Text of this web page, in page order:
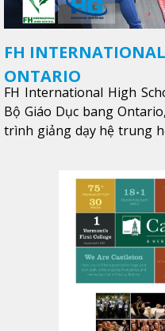
FH
ONTARIO
FH International High
Bộ Giáo Dục bang
trình giảng dạy hệ trung